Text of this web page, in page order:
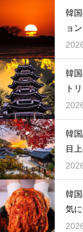
韓
ョ
ルの
韓
ト
の使
韓
目
い
韓
気
ント